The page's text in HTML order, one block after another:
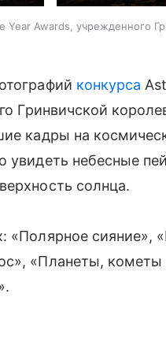
Awards, учрежденного
конкурса
Гринвичской
кадры на
небесные
солнца.
«Полярное сияние»,
«Планеты, кометы